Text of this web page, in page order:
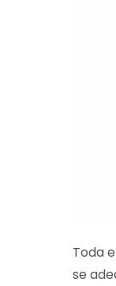
Toda
se